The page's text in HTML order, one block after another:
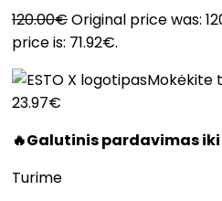
120.00€Original price was:
price is: 71.92€.
Mokėkite
23.97€
🔥Galutinis pardavimas iki
Turime